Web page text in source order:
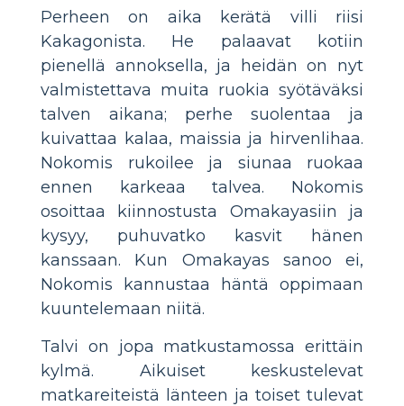
Perheen on aika kerätä villi riisi
Kakagonista. He palaavat kotiin
pienellä annoksella, ja heidän on nyt
valmistettava muita ruokia syötäväksi
talven aikana; perhe suolentaa ja
kuivattaa kalaa, maissia ja hirvenlihaa.
Nokomis rukoilee ja siunaa ruokaa
ennen karkeaa talvea. Nokomis
osoittaa kiinnostusta Omakayasiin ja
kysyy, puhuvatko kasvit hänen
kanssaan. Kun Omakayas sanoo ei,
Nokomis kannustaa häntä oppimaan
kuuntelemaan niitä.
Talvi on jopa matkustamossa erittäin
kylmä. Aikuiset keskustelevat
matkareiteistä länteen ja toiset tulevat